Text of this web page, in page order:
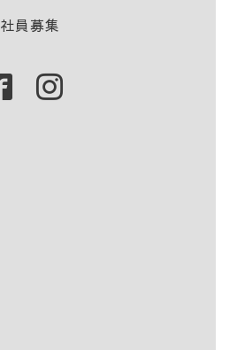
社員募集